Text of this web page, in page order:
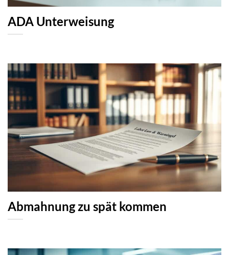
ADA Unterweisung
Abmahnung zu spät kommen